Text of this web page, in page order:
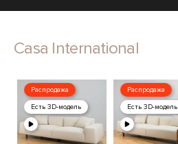
Casa International
Распродажа
Есть 3D-модель
Распродажа
Есть 3D-модель